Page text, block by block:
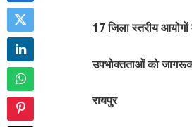
17 जिला स्तरीय आयोगों
उपभोक्तताओं को जागरूक
रायपुर